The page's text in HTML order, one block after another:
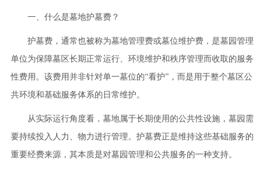
一、什么是墓地护墓费？
护墓费，通常也被称为墓地管理费或墓位维护费，是墓园管理
单位为保障墓区长期正常运行、环境维护和秩序管理而收取的服务
性费用。该费用并非针对单一墓位的“看护”，而是用于整个墓区公
共环境和基础服务体系的日常维护。
从实际运行角度看，墓地属于长期使用的公共性设施，墓园需
要持续投入人力、物力进行管理。护墓费正是维持这些基础服务的
重要经费来源，其本质是对墓园管理和公共服务的一种支持。